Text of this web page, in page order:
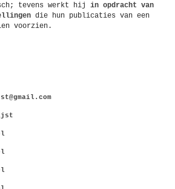
tevens werkt hij in opdracht van
die hun publicaties van een
voorzien.